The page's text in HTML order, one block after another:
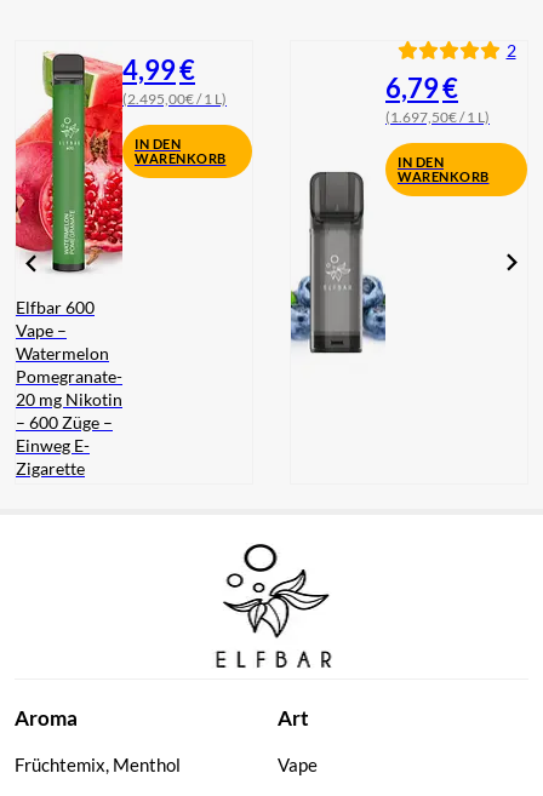
Elfbar 600
Vape –
Watermelon
Pomegranate-
20 mg Nikotin
– 600 Züge –
Einweg E-
Zigarette
4,99€
(2.495,00€ / 1 L)
IN DEN
WARENKORB
2er Set – 20
mg Nikotin
2
6,79€
(1.697,50€ / 1 L)
IN DEN
WARENKORB
Aroma
Früchtemix, Menthol
Art
Vape